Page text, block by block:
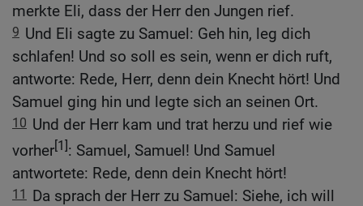
merkte Eli, dass der Herr den Jungen rief.
9 Und Eli sagte zu Samuel: Geh hin, leg dich
schlafen! Und so soll es sein, wenn er dich ruft,
antworte: Rede, Herr, denn dein Knecht hört! Und
Samuel ging hin und legte sich an seinen Ort.
10 Und der Herr kam und trat herzu und rief wie
vorher[1]: Samuel, Samuel! Und Samuel
antwortete: Rede, denn dein Knecht hört!
11 Da sprach der Herr zu Samuel: Siehe, ich will